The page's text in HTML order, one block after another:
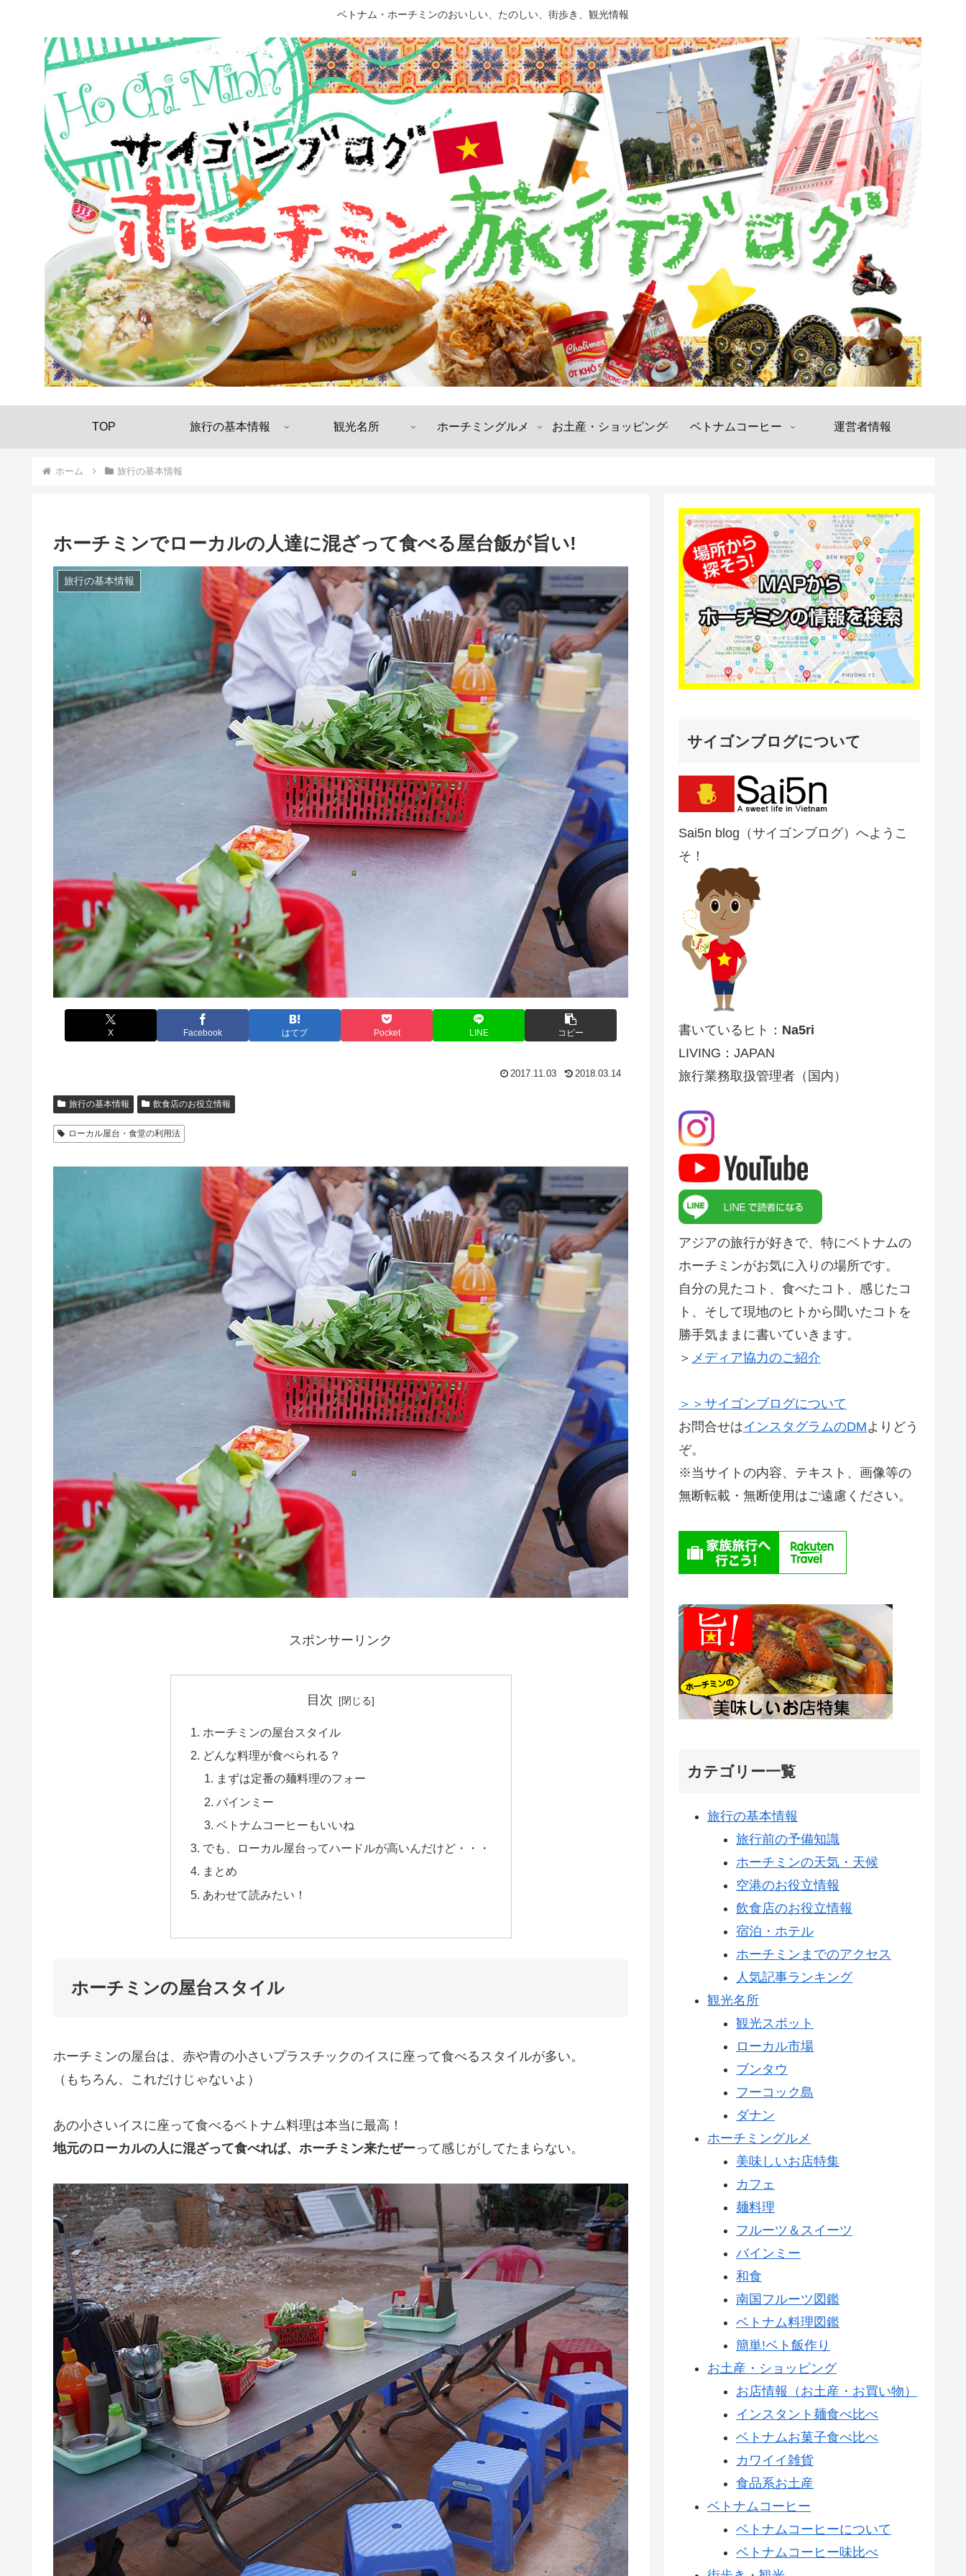
ベトナム・ホーチミンのおいしい、たのしい、街歩き、観光情報
TOP 旅行の基本情報 観光名所 ホーチミングルメ お土産・ショッピング ベトナムコーヒー 運営者情報
ホーム 旅行の基本情報
ホーチミンでローカルの人達に混ざって食べる屋台飯が旨い!
旅行の基本情報
X Facebook はてブ Pocket LINE コピー
2017.11.03 2018.03.14
旅行の基本情報 飲食店のお役立情報
ローカル屋台・食堂の利用法
スポンサーリンク
目次
ホーチミンの屋台スタイル
どんな料理が食べられる？
まずは定番の麺料理のフォー
バインミー
ベトナムコーヒーもいいね
でも、ローカル屋台ってハードルが高いんだけど・・・
まとめ
あわせて読みたい！
ホーチミンの屋台スタイル
ホーチミンの屋台は、赤や青の小さいプラスチックのイスに座って食べるスタイルが多い。
（もちろん、これだけじゃないよ）
あの小さいイスに座って食べるベトナム料理は本当に最高！
地元のローカルの人に混ざって食べれば、ホーチミン来たぜーって感じがしてたまらない。
サイゴンブログについて
Sai5n blog（サイゴンブログ）へようこ
そ！
書いているヒト： Na5ri
LIVING：JAPAN
旅行業務取扱管理者（国内）
アジアの旅行が好きで、特にベトナムの
ホーチミンがお気に入りの場所です。
自分の見たコト、食べたコト、感じたコ
ト、そして現地のヒトから聞いたコトを
勝手気ままに書いていきます。
＞ メディア協力のご紹介
＞＞サイゴンブログについて
お問合せはインスタグラムのDMよりどう
ぞ。
※当サイトの内容、テキスト、画像等の
無断転載・無断使用はご遠慮ください。
カテゴリー一覧
旅行の基本情報
旅行前の予備知識
ホーチミンの天気・天候
空港のお役立情報
飲食店のお役立情報
宿泊・ホテル
ホーチミンまでのアクセス
人気記事ランキング
観光名所
観光スポット
ローカル市場
ブンタウ
フーコック島
ダナン
ホーチミングルメ
美味しいお店特集
カフェ
麺料理
フルーツ＆スイーツ
バインミー
和食
南国フルーツ図鑑
ベトナム料理図鑑
簡単!ベト飯作り
お土産・ショッピング
お店情報（お土産・お買い物）
インスタント麺食べ比べ
ベトナムお菓子食べ比べ
カワイイ雑貨
食品系お土産
ベトナムコーヒー
ベトナムコーヒーについて
ベトナムコーヒー味比べ